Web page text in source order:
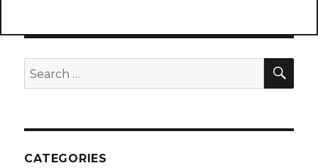
Search
for:
CATEGORIES